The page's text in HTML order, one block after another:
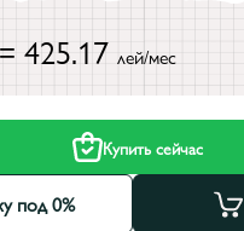
= 425.17 лей/мес
Купить сейчас
под 0%